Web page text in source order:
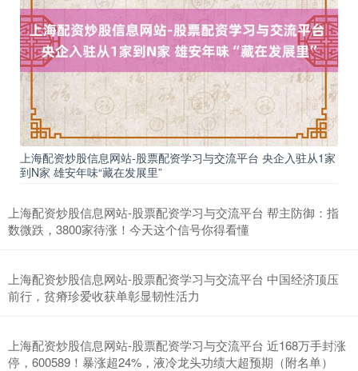
上证综指 3900.35 +21.92 +0.57%
上海配资炒股信息网站-股票配资学习与交流平台 央企入驻从1家
到N家 雄安年味“藏在发展里”
上海配资炒股信息网站-股票配资学习与交流平台 帮主防御：指
数微跌，3800家待涨！今天这个信号你得看懂
上海配资炒股信息网站-股票配资学习与交流平台 中国经济顶压
前行，贫瘠珍爱收获单彰显韧性活力
上海配资炒股信息网站-股票配资学习与交流平台 近168万手封涨
停，600589！暴涨超24%，液冷龙头功绩大超预期（附名单）